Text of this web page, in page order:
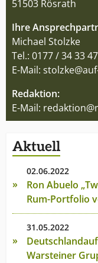
51503 Rösrath
Ihre
Michael Stolzke
Tel.: 0177 / 34 33
E-Mail:
Redaktion:
E-Mail:
Aktuell
02.06.2022
Ron Abuelo
Rum-Portfolio
31.05.2022
Warsteiner